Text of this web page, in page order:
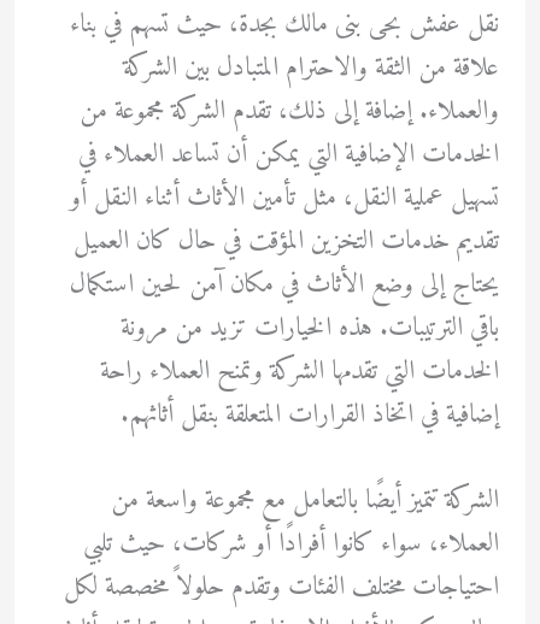
نقل عفش بحى بنى مالك بجدة، حيث تسهم في بناء
علاقة من الثقة والاحترام المتبادل بين الشركة
والعملاء. إضافة إلى ذلك، تقدم الشركة مجموعة من
الخدمات الإضافية التي يمكن أن تساعد العملاء في
تسهيل عملية النقل، مثل تأمين الأثاث أثناء النقل أو
تقديم خدمات التخزين المؤقت في حال كان العميل
يحتاج إلى وضع الأثاث في مكان آمن لحين استكمال
باقي الترتيبات. هذه الخيارات تزيد من مرونة
الخدمات التي تقدمها الشركة وتمنح العملاء راحة
إضافية في اتخاذ القرارات المتعلقة بنقل أثاثهم.
الشركة تتميز أيضًا بالتعامل مع مجموعة واسعة من
العملاء، سواء كانوا أفرادًا أو شركات، حيث تلبي
احتياجات مختلف الفئات وتقدم حلولاً مخصصة لكل